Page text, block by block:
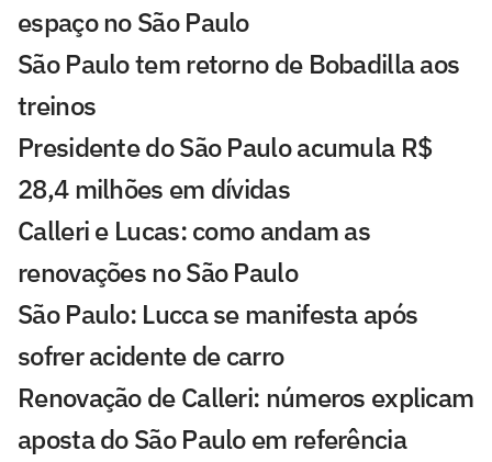
espaço no São Paulo
São Paulo tem retorno de Bobadilla aos
treinos
Presidente do São Paulo acumula R$
28,4 milhões em dívidas
Calleri e Lucas: como andam as
renovações no São Paulo
São Paulo: Lucca se manifesta após
sofrer acidente de carro
Renovação de Calleri: números explicam
aposta do São Paulo em referência